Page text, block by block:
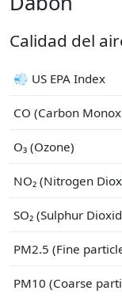
Calidad del
💨 US EPA Index
CO (Carbon
O₃ (Ozone)
NO₂ (Nitrogen
SO₂ (Sulphur
PM2.5 (Fine
PM10 (Coarse